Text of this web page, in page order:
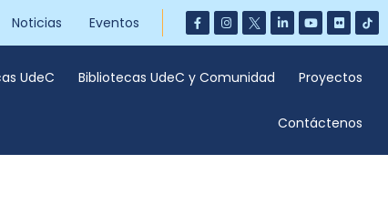
Noticias Eventos
UdeC Bibliotecas UdeC y Comunidad Proyectos
Contáctenos